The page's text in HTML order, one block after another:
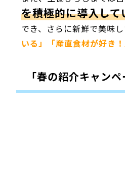
を積極的に導入して
でき、さらに新鮮で美味
いる」「産直食材が好き！
「春の紹介キャン